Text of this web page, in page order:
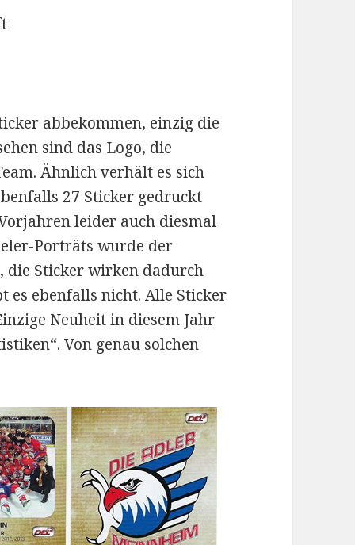
abbekommen, einzig die
sind das Logo, die
Ähnlich verhält es sich
27 Sticker gedruckt
leider auch diesmal
Porträts wurde der
Sticker wirken dadurch
es ebenfalls nicht. Alle Sticker
Neuheit in diesem Jahr
Von genau solchen